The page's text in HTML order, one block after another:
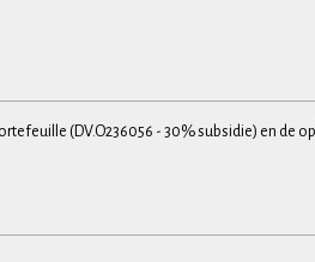
(DV.O236056 - 30% subsidie) en de